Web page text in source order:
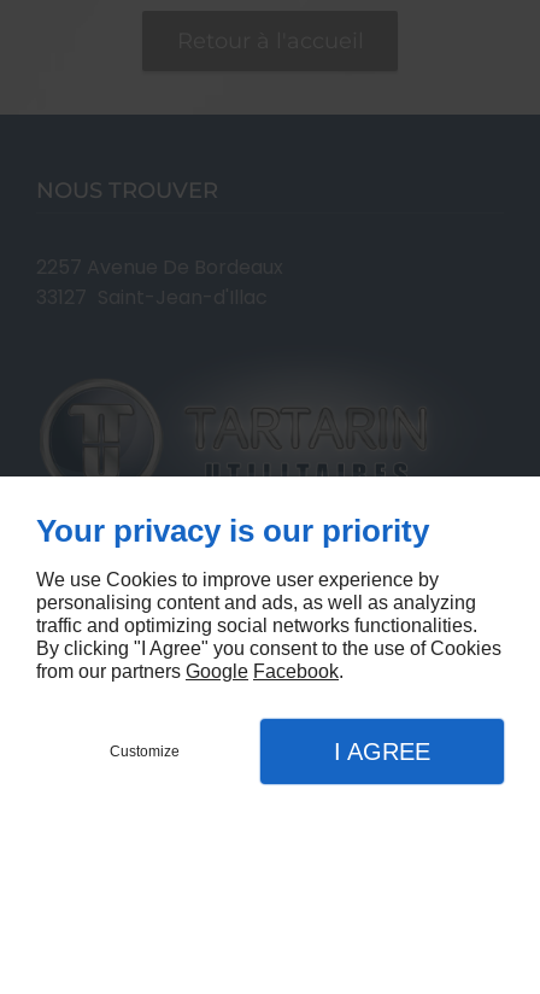
NOUS TROUVER
Horaires d'ouverture
Du Lundi Au Vendredi De 9h À 18h30 Non Stop
Horaires d'atelier
Du Lundi Au Vendredi De 8h30 À 12h00 Et De
Your privacy is our priority
We use Cookies to improve user experience by
personalising content and ads, as well as analyzing
traffic and optimizing social networks functionalities.
By clicking "I Agree" you consent to the use of Cookies
from our partners Google Facebook.
Customize I AGREE